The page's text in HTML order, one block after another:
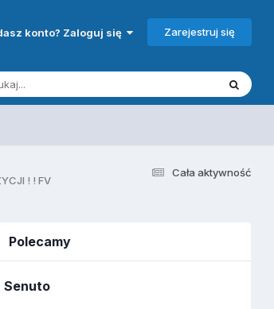
konto? Zaloguj się Zarejestruj się
Cała aktywność
! ! FV
Polecamy
Senuto